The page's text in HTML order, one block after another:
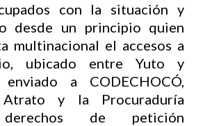
con la situación y
desde un principio quien
multinacional el accesos a
ubicado entre Yuto y
a CODECHOCÓ,
y la Procuraduría
derechos de petición